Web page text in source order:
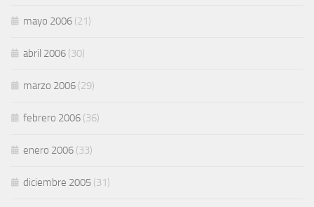
mayo 2006 (21)
abril 2006 (30)
marzo 2006 (29)
febrero 2006 (36)
enero 2006 (33)
diciembre 2005 (31)